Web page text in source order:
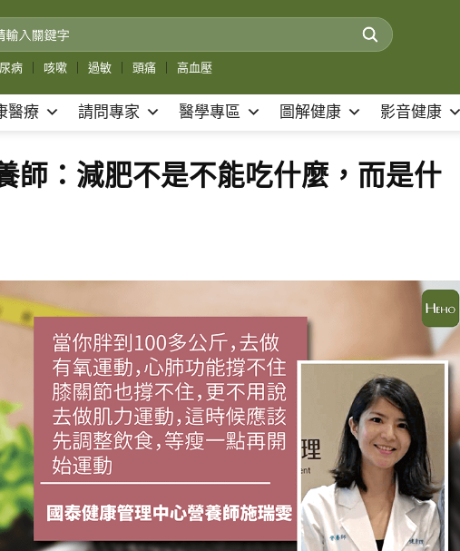
病 咳嗽 過敏 頭痛 高血壓
醫療 請問專家 醫學專區 圖解健康 影音健康
師：減肥不是不能吃什麼，而是什